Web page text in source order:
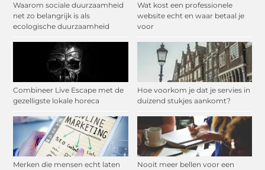
Waarom sociale duurzaamheid
net zo belangrijk is als
ecologische duurzaamheid
Wat kost een professionele
website echt en waar betaal je
voor
Combineer Live Escape met de
gezelligste lokale horeca
Hoe voorkom je dat je servies in
duizend stukjes aankomt?
Merken die mensen echt laten
Nooit meer bellen voor een